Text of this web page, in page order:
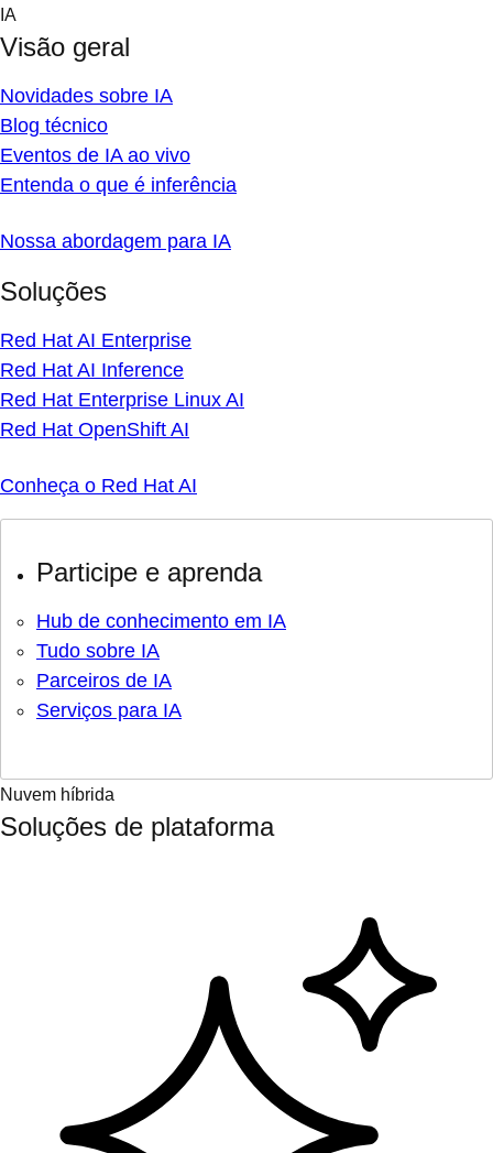
Skip
content
IA
Visão geral
Novidades sobre IA
Blog técnico
Eventos de IA ao vivo
Entenda o que é inferência
Nossa abordagem para IA
Soluções
Red Hat AI Enterprise
Red Hat AI Inference
Red Hat Enterprise Linux AI
Red Hat OpenShift AI
Conheça o Red Hat AI
Participe e aprenda
Hub de conhecimento em IA
Tudo sobre IA
Parceiros de IA
Serviços para IA
Nuvem híbrida
Soluções de plataforma